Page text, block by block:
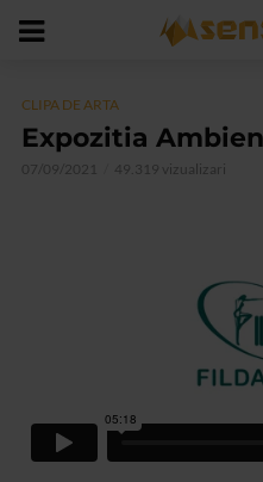
CLIPA DE ARTA
Expozitia
07/09/2021 49.319 vizualizari